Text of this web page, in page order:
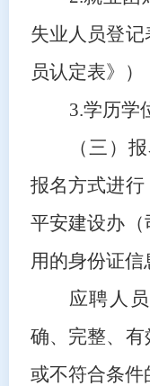
失业人员登
员认定表》）
3.学历学
（三）
报名方式进
平安建设办
用的身份证信
应聘人
确、完整、
或不符合条件